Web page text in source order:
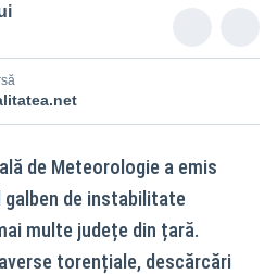
de Meteorologie a emis
de instabilitate
multe județe din țară.
torențiale, descărcări